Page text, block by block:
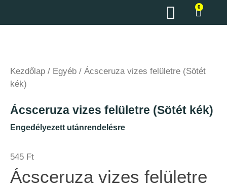
0
Kezdőlap / Egyéb / Ácsceruza vizes felületre (Sötét
kék)
Ácsceruza vizes felületre (Sötét kék)
Engedélyezett utánrendelésre
545 Ft
Ácsceruza vizes felületre